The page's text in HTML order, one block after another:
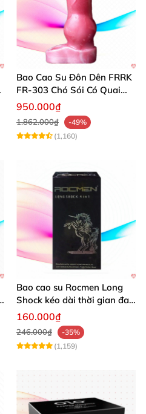
Bao Cao Su Đôn Dên FRRK
FR-303 Chó Sói Có Quai
Đeo An Toàn
950.000₫
1.862.000₫
-49%
(1,160)
Bao cao su Rocmen Long
Shock kéo dài thời gian đa
tính năng 12 cái
160.000₫
246.000₫
-35%
(1,159)